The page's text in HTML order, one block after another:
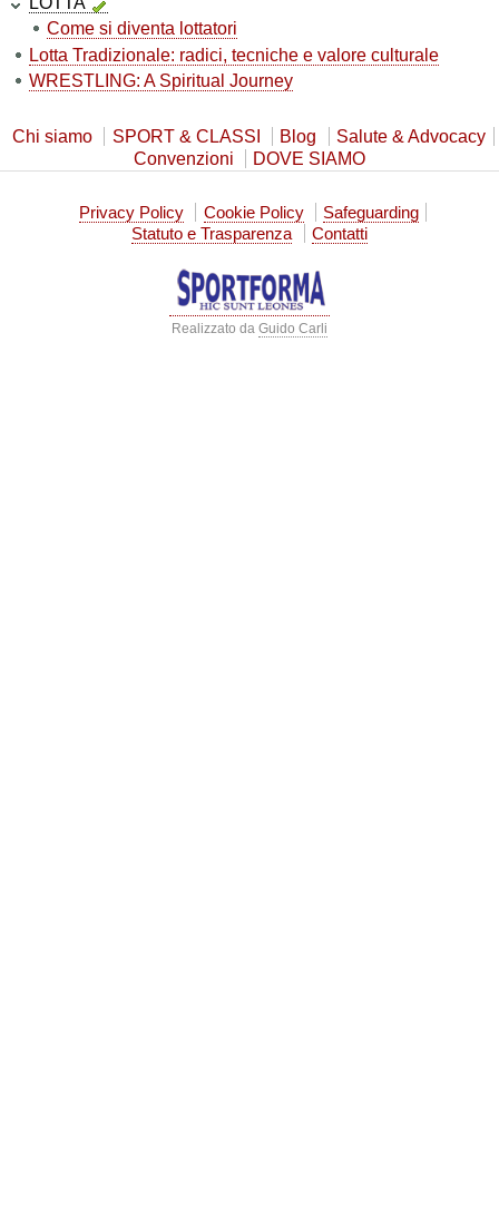
Come si diventa lottatori
Lotta Tradizionale: radici, tecniche e valore culturale
WRESTLING: A Spiritual Journey
Chi siamo SPORT & CLASSI Blog
Salute & Advocacy
Convenzioni
DOVE SIAMO
Privacy Policy Cookie Policy
Safeguarding
Statuto e Trasparenza
Contatti
Realizzato da Guido Carli